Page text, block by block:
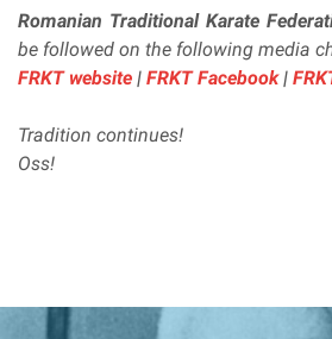
Romanian Traditional Karate
be followed on the following media
FRKT website | FRKT Facebook|
Tradition continues!
Oss!